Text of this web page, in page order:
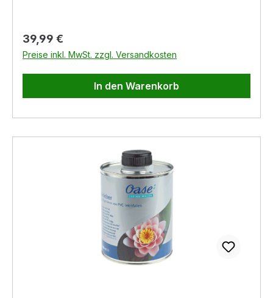
Regulärer Preis:
39,99 €
Preise inkl. MwSt. zzgl. Versandkosten
In den Warenkorb